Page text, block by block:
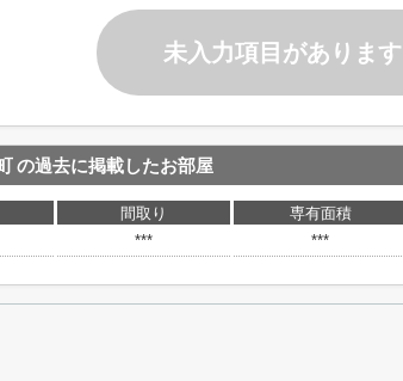
未入力項目があります
の過去に掲載したお部屋
間取り 専有面積
*** ***